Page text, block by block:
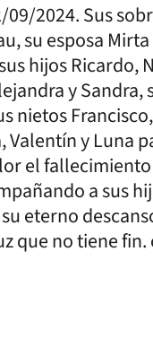
09/2024. Sus
su esposa
hijos Ricardo,
y Sandra,
nietos
Valentín y Luna
el
a sus
eterno
que no tiene fin.